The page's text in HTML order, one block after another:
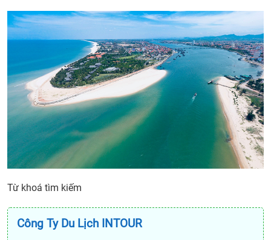
Từ khoá tìm kiếm
Công Ty Du Lịch INTOUR